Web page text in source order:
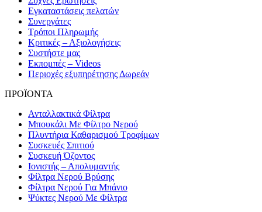
Εγκαταστάσεις πελατών
Συνεργάτες
Τρόποι Πληρωμής
Κριτικές – Αξιολογήσεις
Συστήστε μας
Εκπομπές – Videos
Περιοχές εξυπηρέτησης Δωρεάν
ΠΡΟΪΟΝΤΑ
Ανταλλακτικά Φίλτρα
Μπουκάλι Με Φίλτρο Νερού
Πλυντήρια Καθαρισμού Τροφίμων
Συσκευές Σπιτιού
Συσκευή Όζοντος
Ιονιστής – Απολυμαντής
Φίλτρα Νερού Βρύσης
Φίλτρα Νερού Για Μπάνιο
Ψύκτες Νερού Με Φίλτρα